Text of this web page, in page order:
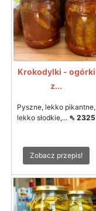
Krokodylki - ogórki
z...
Pyszne, lekko pikantne,
lekko słodkie,... ⇖ 2325
Zobacz przepis!